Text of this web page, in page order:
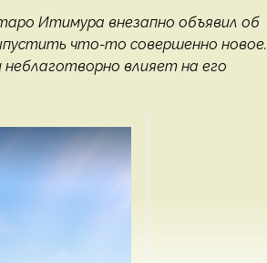
Итимура внезапно объявил об
что-то совершенно новое.
влияет на его